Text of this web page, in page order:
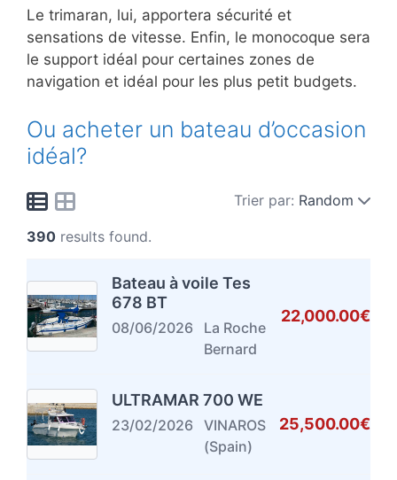
Le trimaran, lui, apportera sécurité et
sensations de vitesse. Enfin, le monocoque sera
le support idéal pour certaines zones de
navigation et idéal pour les plus petit budgets.
Ou acheter un bateau d’occasion
idéal?
Trier par: Random
390 results found.
Bateau à voile Tes
678 BT
08/06/2026
La Roche
Bernard
22,000.00€
ULTRAMAR 700 WE
23/02/2026
VINAROS
(Spain)
25,500.00€